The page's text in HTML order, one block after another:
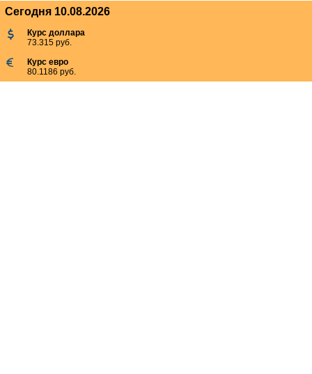
Сегодня 10.08.2026
Курс доллара
73.315 руб.
Курс евро
80.1186 руб.